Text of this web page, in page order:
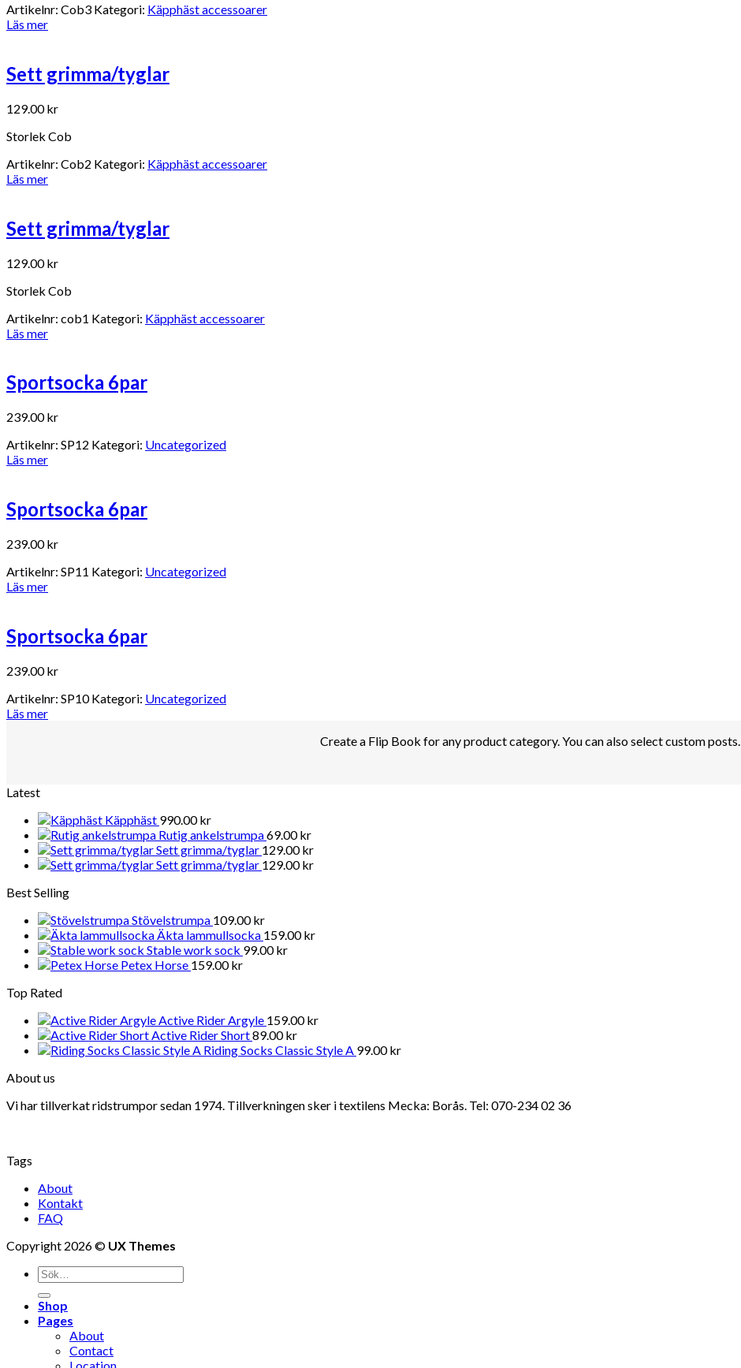
Artikelnr: Cob3 Kategori: Käpphäst accessoarer
Läs mer
Sett grimma/tyglar
129.00kr
Storlek Cob
Artikelnr: Cob2 Kategori: Käpphäst accessoarer
Läs mer
Sett grimma/tyglar
129.00kr
Storlek Cob
Artikelnr: cob1 Kategori: Käpphäst accessoarer
Läs mer
Sportsocka 6par
239.00kr
Artikelnr: SP12 Kategori: Uncategorized
Läs mer
Sportsocka 6par
239.00kr
Artikelnr: SP11 Kategori: Uncategorized
Läs mer
Sportsocka 6par
239.00kr
Artikelnr: SP10 Kategori: Uncategorized
Läs mer
Create a Flip Book for any product category. You can also select custom posts.
Latest
Käpphäst 990.00kr
Rutig ankelstrumpa69.00kr
Sett grimma/tyglar 129.00kr
Sett grimma/tyglar 129.00kr
Best Selling
Stövelstrumpa 109.00kr
Äkta lammullsocka 159.00kr
Stable work sock 99.00kr
Petex Horse 159.00kr
Top Rated
Active Rider Argyle 159.00kr
Active Rider Short89.00kr
Riding Socks Classic Style A 99.00kr
About us
Vi har tillverkat ridstrumpor sedan 1974. Tillverkningen sker i textilens Mecka: Borås. Tel: 070-234 02 36
Tags
About
Kontakt
FAQ
Copyright 2026 © UX Themes
Shop
Pages
About
Contact